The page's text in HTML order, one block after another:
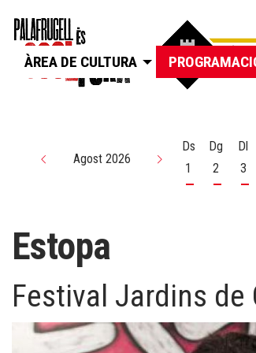
ÀREA DE CULTURA
Agost 2026
Ds
1
Dissabte 1
Dg
2
Dl
3
Estopa
Festival Jardins de